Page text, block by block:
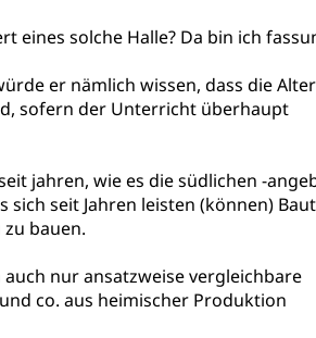
eines solche Halle? Da bin ich
er nämlich wissen, dass die
sofern der Unterricht überhaupt
jahren, wie es die südlichen -
seit Jahren leisten (können)
bauen.
nur ansatzweise vergleichbare
co. aus heimischer Produktion